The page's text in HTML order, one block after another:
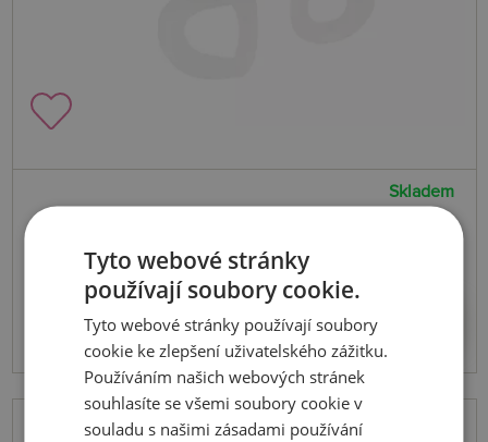
Skladem
Jossa Soul DE660
3080 Kč
Koupit
Tyto webové stránky
používají soubory cookie.
Tyto webové stránky používají soubory
cookie ke zlepšení uživatelského zážitku.
Používáním našich webových stránek
souhlasíte se všemi soubory cookie v
souladu s našimi zásadami používání